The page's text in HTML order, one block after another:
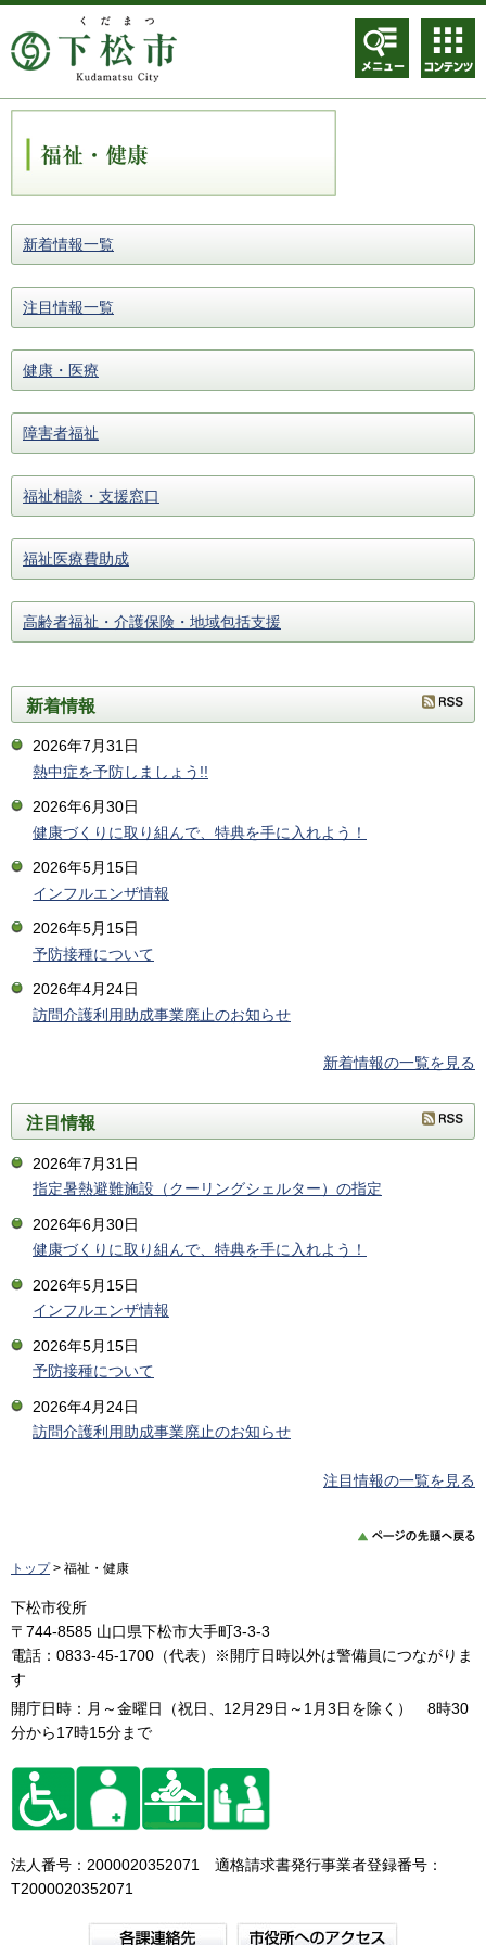
メニュ
ー
コンテ
ンツメ
ニュー
新着情報一覧
注目情報一覧
健康・医療
障害者福祉
福祉相談・支援窓口
福祉医療費助成
高齢者福祉・介護保険・地域包括支援
新着情報
2026年7月31日
熱中症を予防しましょう!!
2026年6月30日
健康づくりに取り組んで、特典を手に入れよう！
2026年5月15日
インフルエンザ情報
2026年5月15日
予防接種について
2026年4月24日
訪問介護利用助成事業廃止のお知らせ
新着情報の一覧を見る
注目情報
2026年7月31日
指定暑熱避難施設（クーリングシェルター）の指定
2026年6月30日
健康づくりに取り組んで、特典を手に入れよう！
2026年5月15日
インフルエンザ情報
2026年5月15日
予防接種について
2026年4月24日
訪問介護利用助成事業廃止のお知らせ
注目情報の一覧を見る
トップ> 福祉・健康
下松市役所
〒744-8585 山口県下松市大手町3-3-3
電話：0833-45-1700（代表）※開庁日時以外は警備員につながりま
す
開庁日時：月～金曜日（祝日、12月29日～1月3日を除く） 8時30
分から17時15分まで
法人番号：2000020352071 適格請求書発行事業者登録番号：
T2000020352071